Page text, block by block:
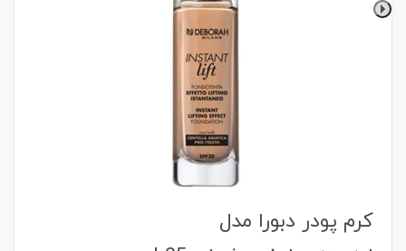
کرم پودر دبورا مدل